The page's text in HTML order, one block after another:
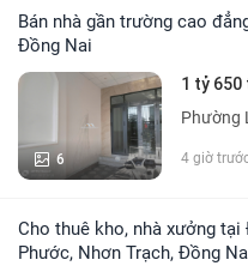
Bán nhà gần trường cao đẳng Lê Quý Đôn phường Long Hưng
Đồng Nai
6
1 tỷ
Phường
4 giờ
Cho thuê kho, nhà xưởng tại Đường Nguyễn Ái Quốc, Hiệp
Phước, Nhơn Trạch,